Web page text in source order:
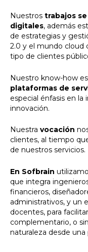
Nuestros trabajos
digitales, además
de estrategias y
2.0 y el mundo cloud
tipo de clientes
Nuestro know-how
plataformas de
especial énfasis en
innovación.
Nuestra vocación
clientes, al tiempo
de nuestros servicios.
En Sofbrain
que integra
financieros,
administrativos, y un
docentes, para
complementario, o
naturaleza desde